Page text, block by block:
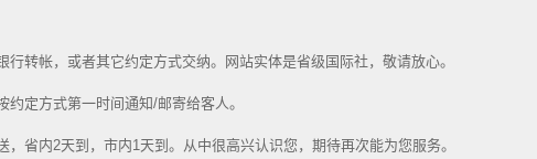
转帐，或者其它约定方式交纳。网站实体是省级国际社，敬请放心。
定方式第一时间通知/邮寄给客人。
省内2天到，市内1天到。从中很高兴认识您，期待再次能为您服务。